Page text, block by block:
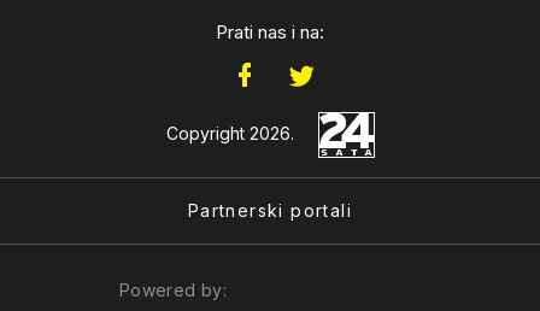
Prati nas i na:
Copyright 2026.
Partnerski portali
Powered by: